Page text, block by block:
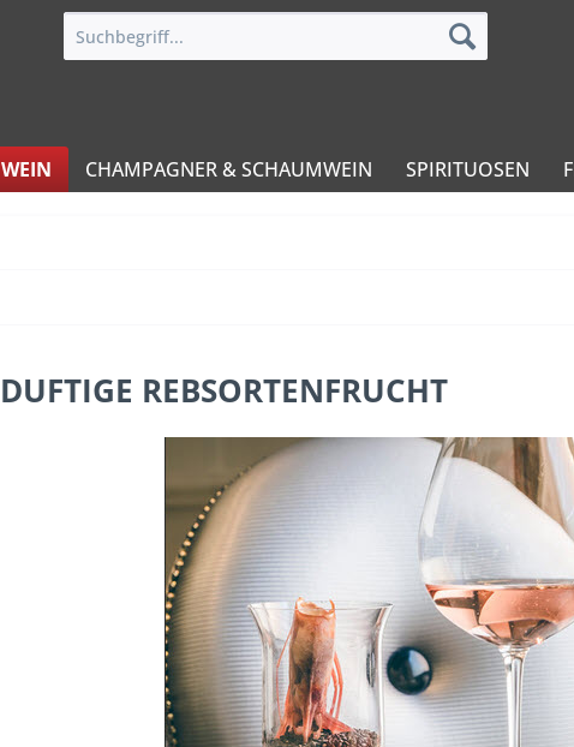
WEIN CHAMPAGNER & SCHAUMWEIN SPIRITUOSEN
DUFTIGE REBSORTENFRUCHT